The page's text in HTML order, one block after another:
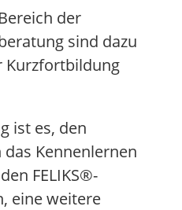
der
sind dazu
Kurzfortbildung
ist es, den
Kennenlernen
FELIKS®-
eine weitere